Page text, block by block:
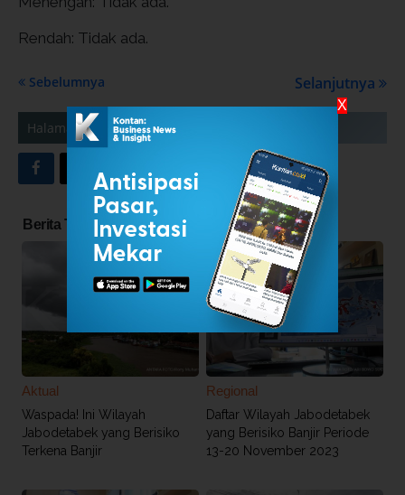
Rendah: Tidak ada.
Sebelumnya Selanjutnya
Halaman 2 3
INDEKS BERITA
Berita Terkait
Aktual
Waspada! Ini Wilayah
Jabodetabek yang Berisiko
Terkena Banjir
Regional
Daftar Wilayah Jabodetabek
yang Berisiko Banjir Periode
13-20 November 2023
X